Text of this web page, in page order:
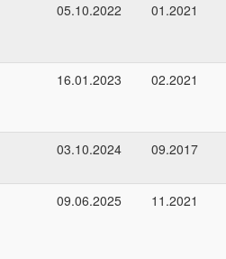
05.10.2022 01.2021
16.01.2023 02.2021
03.10.2024 09.2017
09.06.2025 11.2021